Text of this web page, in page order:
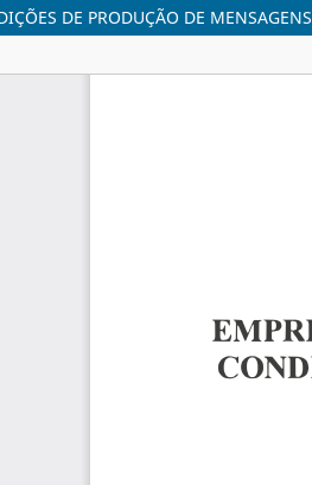
DE PRODUÇÃO DE MENSAGENS